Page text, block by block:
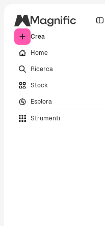
Crea
Home
Ricerca
Stock
Esplora
Strumenti